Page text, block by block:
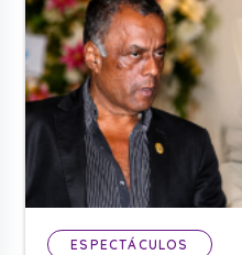
ESPECTÁCULOS